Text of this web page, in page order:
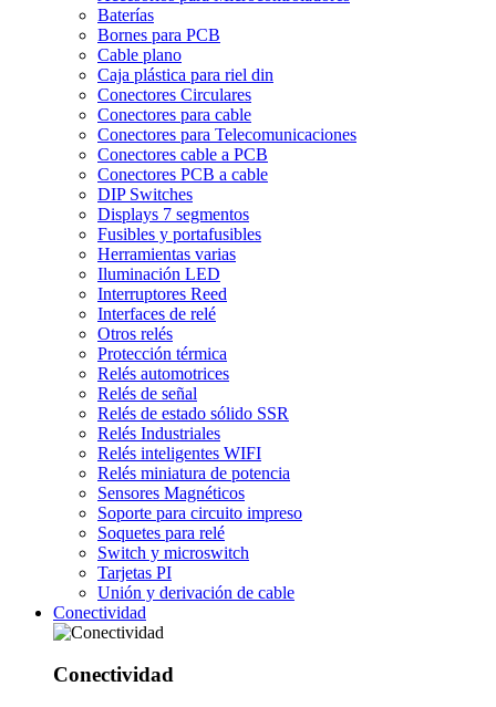
Baterías
Bornes para PCB
Cable plano
Caja plástica para riel din
Conectores Circulares
Conectores para cable
Conectores para Telecomunicaciones
Conectores cable a PCB
Conectores PCB a cable
DIP Switches
Displays 7 segmentos
Fusibles y portafusibles
Herramientas varias
Iluminación LED
Interruptores Reed
Interfaces de relé
Otros relés
Protección térmica
Relés automotrices
Relés de señal
Relés de estado sólido SSR
Relés Industriales
Relés inteligentes WIFI
Relés miniatura de potencia
Sensores Magnéticos
Soporte para circuito impreso
Soquetes para relé
Switch y microswitch
Tarjetas PI
Unión y derivación de cable
Conectividad
Conectividad